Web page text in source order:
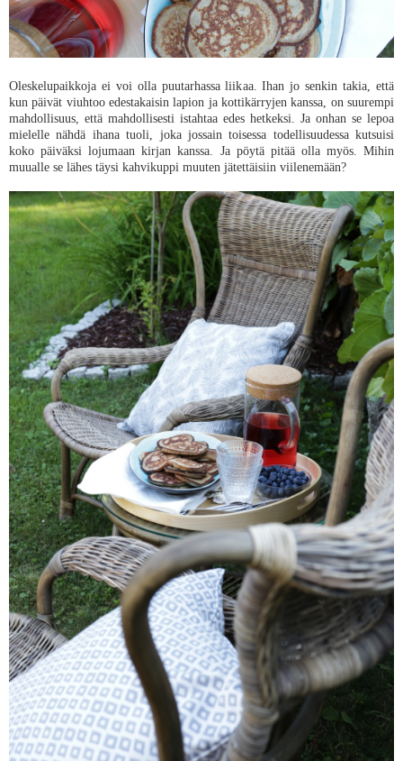
Oleskelupaikkoja ei voi olla puutarhassa liikaa. Ihan jo senkin takia, että
kun päivät viuhtoo edestakaisin lapion ja kottikärryjen kanssa, on suurempi
mahdollisuus, että mahdollisesti istahtaa edes hetkeksi. Ja onhan se lepoa
mielelle nähdä ihana tuoli, joka jossain toisessa todellisuudessa kutsuisi
koko päiväksi lojumaan kirjan kanssa. Ja pöytä pitää olla myös. Mihin
muualle se lähes täysi kahvikuppi muuten jätettäisiin viilenemään?